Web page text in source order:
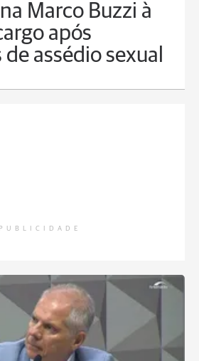
Marco Buzzi à
após
de assédio sexual
PUBLICIDADE